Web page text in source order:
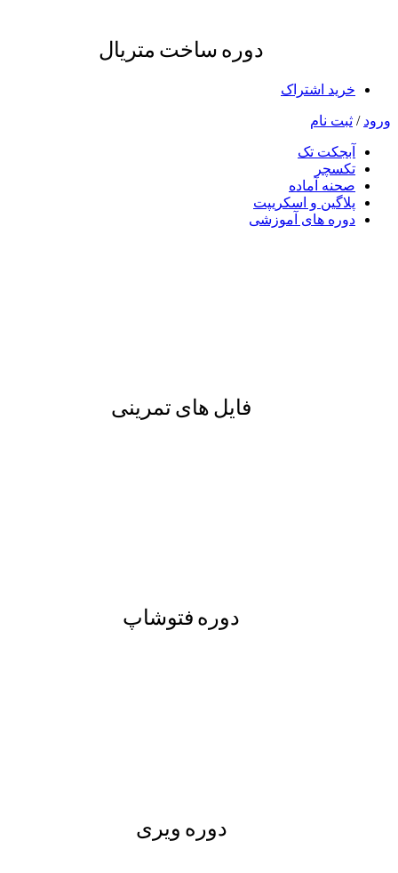
دوره ساخت متریال
خرید اشتراک
ورود / ثبت نام
آبجکت تک
تکسچر
صحنه آماده
پلاگین و اسکریپت
دوره های آموزشی
فایل های تمرینی
دوره فتوشاپ
دوره ویری